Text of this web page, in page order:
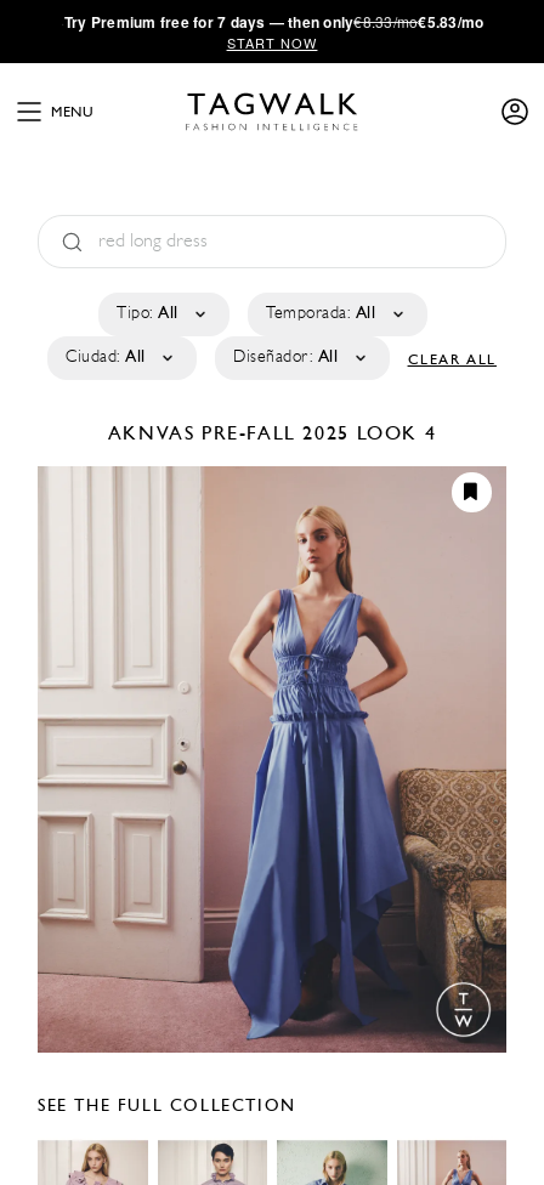
·Try Premium free for 7 days — then only€8.33/mo€5.83/mo
START NOW
MENU
Tipo: All Temporada: All
Ciudad: All Diseñador: All CLEAR ALL
AKNVAS PRE-FALL 2025 LOOK 4
SEE THE FULL COLLECTION